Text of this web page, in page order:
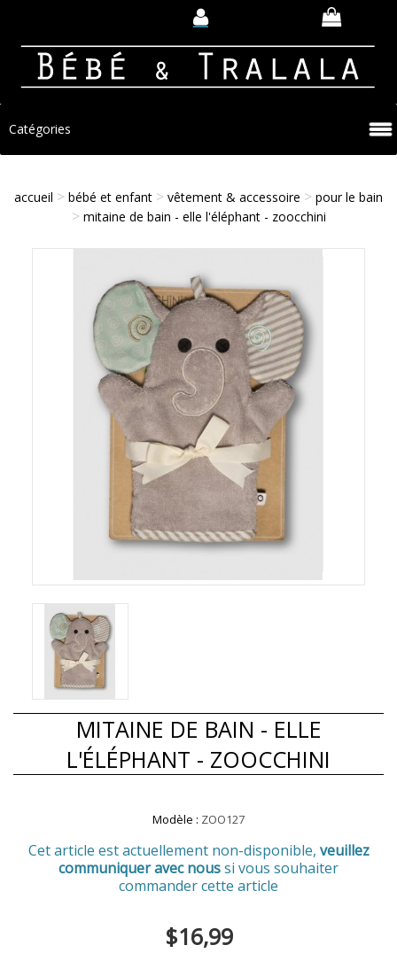
Catégories
accueil > bébé et enfant > vêtement & accessoire > pour le bain
> mitaine de bain - elle l'éléphant - zoocchini
MITAINE DE BAIN - ELLE
L'ÉLÉPHANT - ZOOCCHINI
Modèle : ZOO127
Cet article est actuellement non-disponible, veuillez
communiquer avec noussi vous souhaiter
commander cette article
$16,99